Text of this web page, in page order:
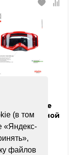
(в том
«Яндекс-
файлов
Кроссовые
с двойной